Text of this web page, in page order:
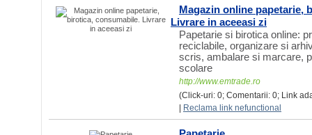
Magazin online papetarie,
Livrare in aceeasi zi
Papetarie si birotica online:
reciclabile, organizare si
scris, ambalare si marcare,
scolare
http://www.emtrade.ro
(Click-uri: 0; Comentarii: 0; Link
Reclama link nefunctional